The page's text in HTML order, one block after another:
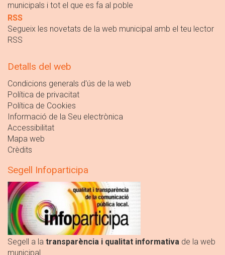
municipals i tot el que es fa al poble
RSS
Segueix les novetats de la web municipal amb el teu lector
RSS
Detalls del web
Condicions generals d'ús de la web
Política de privacitat
Política de Cookies
Informació de la Seu electrònica
Accessibilitat
Mapa web
Crèdits
Segell Infoparticipa
Segell a la transparència i qualitat informativa de la web
municipal